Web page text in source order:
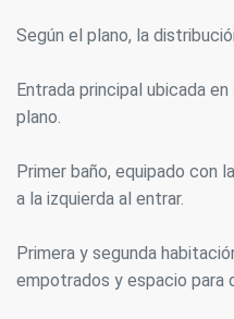
Según el plano, la
Entrada principal ubicada
plano.
Primer baño, equipado con
a la izquierda al entrar.
Primera y segunda
empotrados y espacio para